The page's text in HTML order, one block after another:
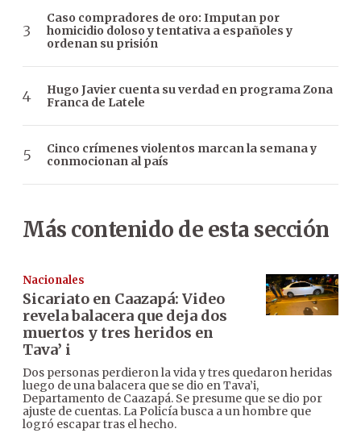
Caso compradores de oro: Imputan por
homicidio doloso y tentativa a españoles y
ordenan su prisión
Hugo Javier cuenta su verdad en programa Zona
Franca de Latele
Cinco crímenes violentos marcan la semana y
conmocionan al país
Más contenido de esta sección
Nacionales
Sicariato en Caazapá: Video
revela balacera que deja dos
muertos y tres heridos en
Tava’ i
Dos personas perdieron la vida y tres quedaron heridas
luego de una balacera que se dio en Tava’i,
Departamento de Caazapá. Se presume que se dio por
ajuste de cuentas. La Policía busca a un hombre que
logró escapar tras el hecho.